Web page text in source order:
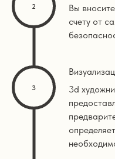
Вы
счету от
3d